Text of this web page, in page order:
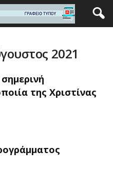
2021
της Χριστίνας